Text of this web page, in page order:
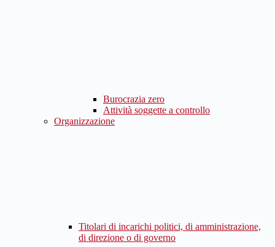
Burocrazia zero
Attività soggette a controllo
Organizzazione
Titolari di incarichi politici, di amministrazione,
di direzione o di governo